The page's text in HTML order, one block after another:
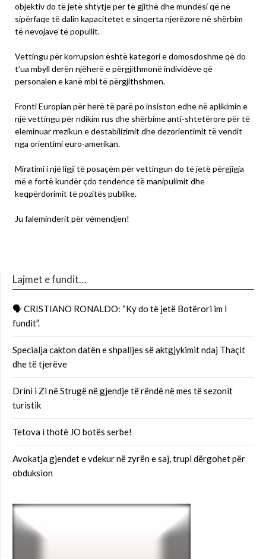
objektiv do të jetë shtytje për të gjithë dhe mundësi që në
sipërfaqe të dalin kapacitetet e sinqerta njerëzore në shërbim
të nevojave të popullit.
Vettingu për korrupsion është kategori e domosdoshme që do
t’ua mbyll derën njëherë e përgjithmonë individëve që
personalen e kanë mbi të përgjithshmen.
Fronti Europian për herë të parë po insiston edhe në aplikimin e
një vettingu për ndikim rus dhe shërbime anti-shtetërore për të
eleminuar rrezikun e destabilizimit dhe dezorientimit të vendit
nga orientimi euro-amerikan.
Miratimi i një ligji të posaçëm për vettingun do të jetë përgjigja
më e fortë kundër çdo tendence të manipulimit dhe
keqpërdorimit të pozitës publike.
Ju faleminderit për vëmendjen!
Lajmet e fundit…
🗣 CRISTIANO RONALDO: “Ky do të jetë Botërori im i
fundit”.
Specialja cakton datën e shpalljes së aktgjykimit ndaj Thaçit
dhe të tjerëve
Drini i Zi në Strugë në gjendje të rëndë në mes të sezonit
turistik
Tetova i thotë JO botës serbe!
Avokatja gjendet e vdekur në zyrën e saj, trupi dërgohet për
obduksion